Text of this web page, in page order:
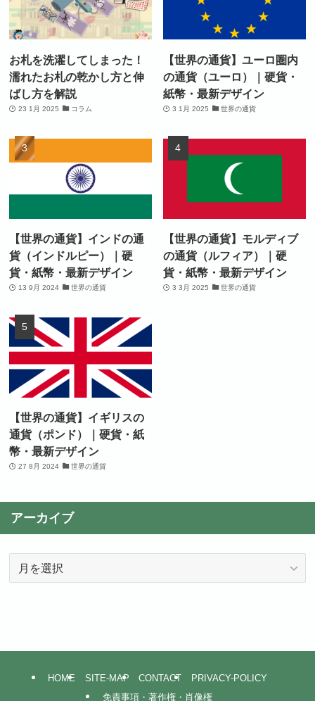
お札を洗濯してしまった！
濡れたお札の乾かし方と伸
ばし方を解説
23 1月 2025 コラム
【世界の通貨】ユーロ圏内
の通貨（ユーロ）｜硬貨・
紙幣・最新デザイン
3 1月 2025 世界の通貨
【世界の通貨】インドの通
貨（インドルピー）｜硬
貨・紙幣・最新デザイン
13 9月 2024 世界の通貨
【世界の通貨】モルディブ
の通貨（ルフィア）｜硬
貨・紙幣・最新デザイン
3 3月 2025 世界の通貨
【世界の通貨】イギリスの
通貨（ポンド）｜硬貨・紙
幣・最新デザイン
27 8月 2024 世界の通貨
アーカイブ
HOME SITE-MAP CONTACT
PRIVACY-POLICY
免責事項・著作権・肖像権